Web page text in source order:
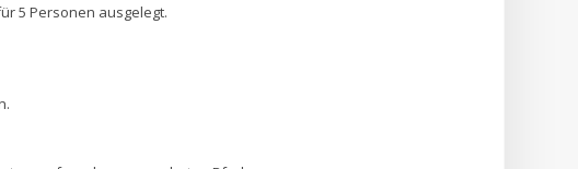
5 Personen ausgelegt.